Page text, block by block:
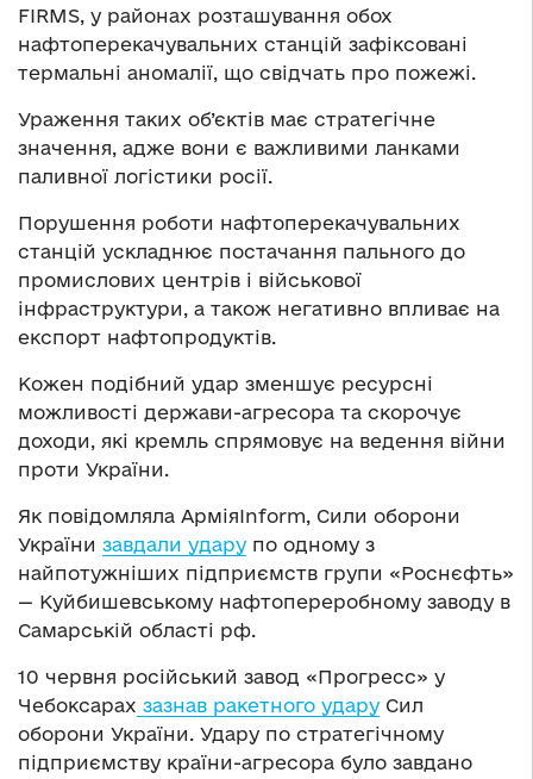
FIRMS, у районах розташування обох
нафтоперекачувальних станцій зафіксовані
термальні аномалії, що свідчать про пожежі.
Ураження таких об’єктів має стратегічне
значення, адже вони є важливими ланками
паливної логістики росії.
Порушення роботи нафтоперекачувальних
станцій ускладнює постачання пального до
промислових центрів і військової
інфраструктури, а також негативно впливає на
експорт нафтопродуктів.
Кожен подібний удар зменшує ресурсні
можливості держави-агресора та скорочує
доходи, які кремль спрямовує на ведення війни
проти України.
Як повідомляла АрміяInform, Сили оборони
України завдали удару по одному з
найпотужніших підприємств групи «Роснєфть»
— Куйбишевському нафтопереробному заводу в
Самарській області рф.
10 червня російський завод «Прогресс» у
Чебоксарах зазнав ракетного удару Сил
оборони України. Удару по стратегічному
підприємству країни-агресора було завдано